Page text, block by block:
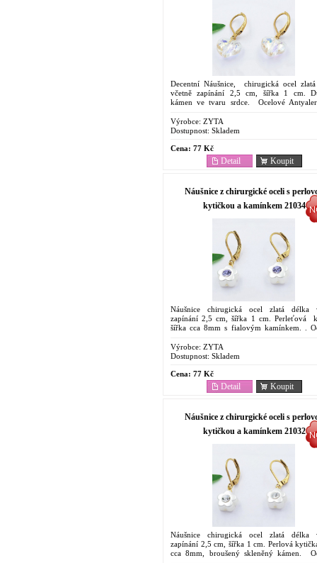
Decentní Náušnice, chirugická ocel
včetně zapínání 2,5 cm, šířka 1 cm.
kámen ve tvaru srdce. Ocelové
pro...
Výrobce: ZYTA
Dostupnost: Skladem
Cena: 77 Kč
Koupit
Detail
Náušnice z chirurgické oceli s
kytičkou a kamínkem 21034
Náušnice chirugická ocel zlatá délka
zapínání 2,5 cm, šířka 1 cm. Perleťová
šířka cca 8mm s fialovým kamínkem. .
šperk...
Výrobce: ZYTA
Dostupnost: Skladem
Cena: 77 Kč
Koupit
Detail
Náušnice z chirurgické oceli s
kytičkou a kamínkem 21032
Náušnice chirugická ocel zlatá délka
zapínání 2,5 cm, šířka 1 cm. Perlová
cca 8mm, broušený skleněný kámen.